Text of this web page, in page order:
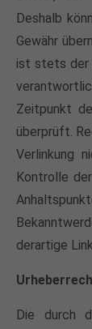
Drop
Lorem
Aenean
Cum
quam
Deshalb
Gewähr
ist stets der
Zeitpunkt
überprüft.
Verlinkung
Kontrolle
derartige
Die durch